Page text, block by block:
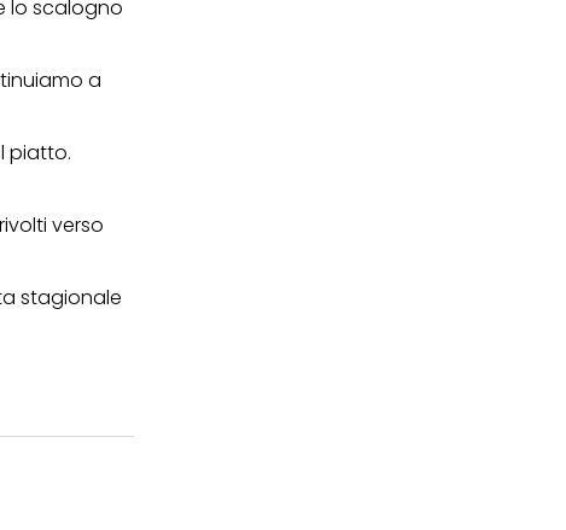
lo scalogno
a
piatto.
verso
stagionale